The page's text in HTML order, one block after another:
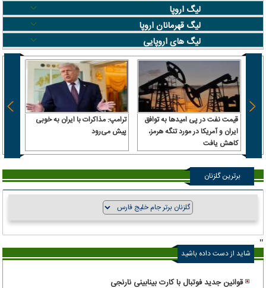
لیگ اروپا
لیگ قهرمانان اروپا
لیگ های اروپایی
قیمت نفت در پی امیدها به توافق
ایران و آمریکا در مورد تنگه هرمز،
کاهش یافت
ترامپ: مذاکرات با ایران به خوبی
پیش می‌رود
برترین گلزنان
"
شاید از دست داده باشید
قوانین جدید فوتبال با کارت بینابینی نارنجی